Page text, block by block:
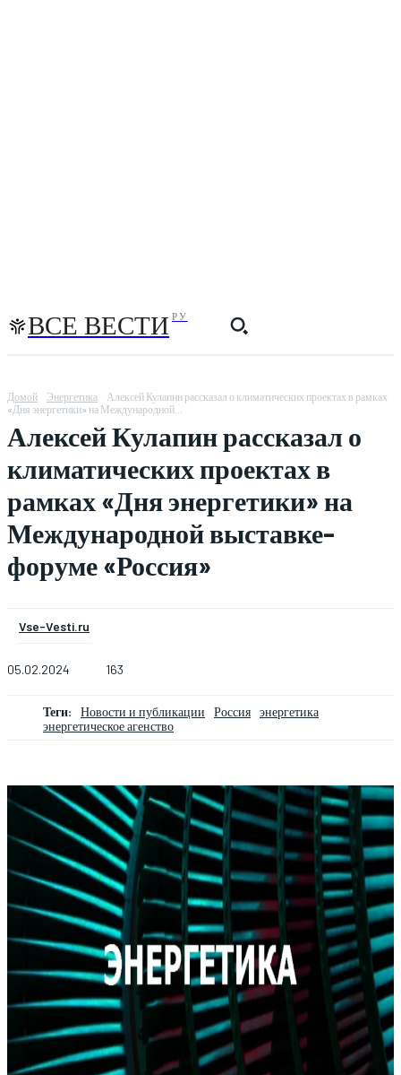
ВСЕ ВЕСТИ РУ
Домой Энергетика
Алексей Кулапин рассказал о климатических проектах в рамках
«Дня энергетики» на Международной...
Алексей Кулапин рассказал о
климатических проектах в
рамках «Дня энергетики» на
Международной выставке-
форуме «Россия»
Vse-Vesti.ru
05.02.2024 163
Теги: Новости и публикации Россия энергетика
энергетическое агенство